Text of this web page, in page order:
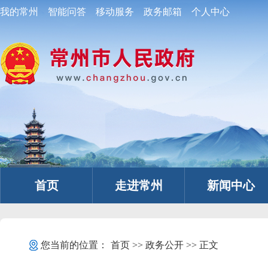
我的常州 智能问答 移动服务 政务邮箱 个人中心
首页 走进常州 新闻中心
您当前的位置： 首页>> 政务公开>> 正文